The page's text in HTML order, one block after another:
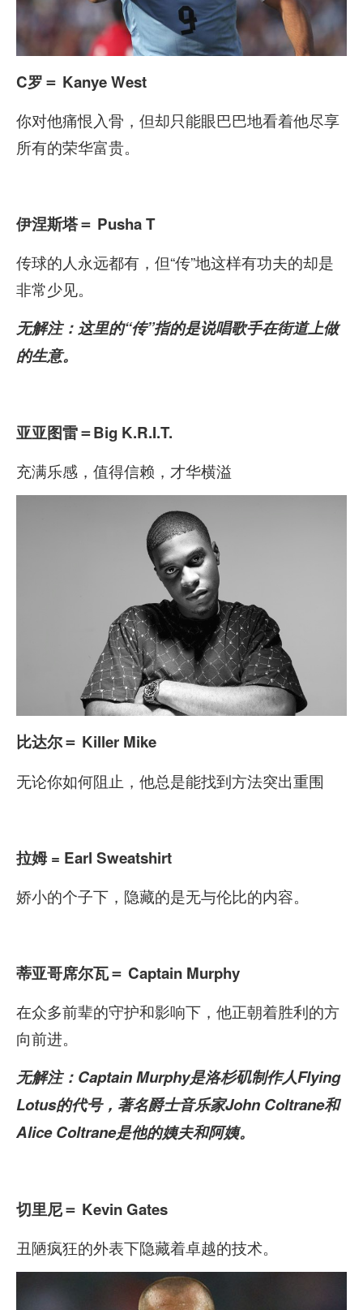
C罗＝ Kanye West
你对他痛恨入骨，但却只能眼巴巴地看着他尽享
所有的荣华富贵。
伊涅斯塔＝ Pusha T
传球的人永远都有，但“传”地这样有功夫的却是
非常少见。
无解注：这里的“传”指的是说唱歌手在街道上做
的生意。
亚亚图雷＝Big K.R.I.T.
充满乐感，值得信赖，才华横溢
比达尔＝ Killer Mike
无论你如何阻止，他总是能找到方法突出重围
拉姆 = Earl Sweatshirt
娇小的个子下，隐藏的是无与伦比的内容。
蒂亚哥席尔瓦＝ Captain Murphy
在众多前辈的守护和影响下，他正朝着胜利的方
向前进。
无解注：Captain Murphy是洛杉矶制作人Flying
Lotus的代号，著名爵士音乐家John Coltrane和
Alice Coltrane是他的姨夫和阿姨。
切里尼＝ Kevin Gates
丑陋疯狂的外表下隐藏着卓越的技术。